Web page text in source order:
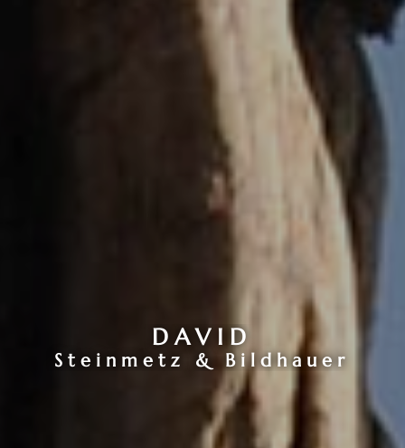
DAVID
Steinmetz & Bildhauer